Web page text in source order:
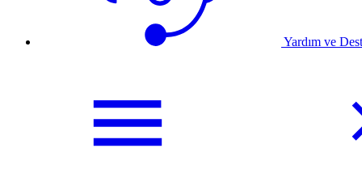
Yardım ve